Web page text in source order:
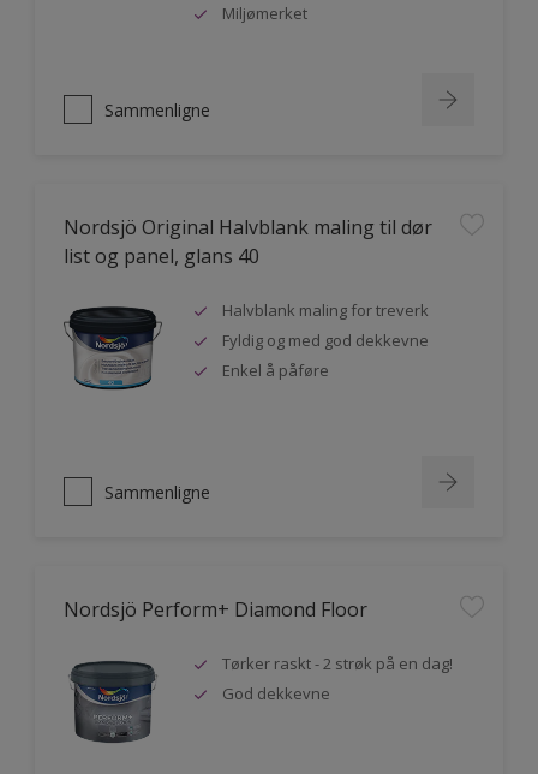
Miljømerket
Sammenligne
Nordsjö Original Halvblank maling til dør
list og panel, glans 40
Halvblank maling for treverk
Fyldig og med god dekkevne
Enkel å påføre
Sammenligne
Nordsjö Perform+ Diamond Floor
Tørker raskt - 2 strøk på en dag!
God dekkevne